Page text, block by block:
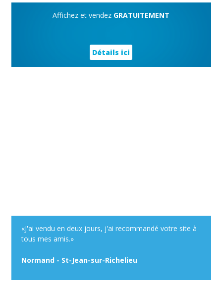
Affichez et vendez GRATUITEMENT
Détails ici
«J'ai vendu en deux jours, j'ai recommandé votre site à
tous mes amis.»
Normand - St-Jean-sur-Richelieu